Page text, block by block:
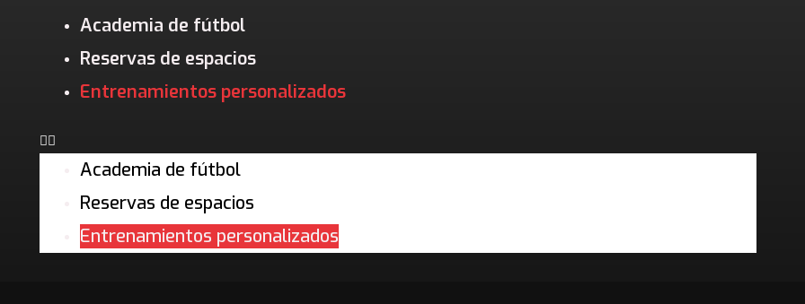
Academia de fútbol
Reservas de espacios
Entrenamientos personalizados
Menu
Academia de fútbol
Reservas de espacios
Entrenamientos personalizados